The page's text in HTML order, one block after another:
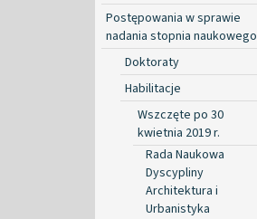
Postępowania w sprawie
nadania stopnia naukowego
Doktoraty
Habilitacje
Wszczęte po 30
kwietnia 2019 r.
Rada Naukowa
Dyscypliny
Architektura i
Urbanistyka